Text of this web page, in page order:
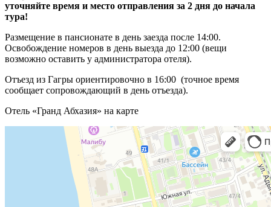
уточняйте время и место отправления за 2 дня до начала
тура!
Размещение в пансионате в день заезда после 14:00.
Освобождение номеров в день выезда до 12:00 (вещи
возможно оставить у администратора отеля).
Отъезд из Гагры ориентировочно в 16:00 (точное время
сообщает сопровождающий в день отъезда).
Отель «Гранд Абхазия» на карте